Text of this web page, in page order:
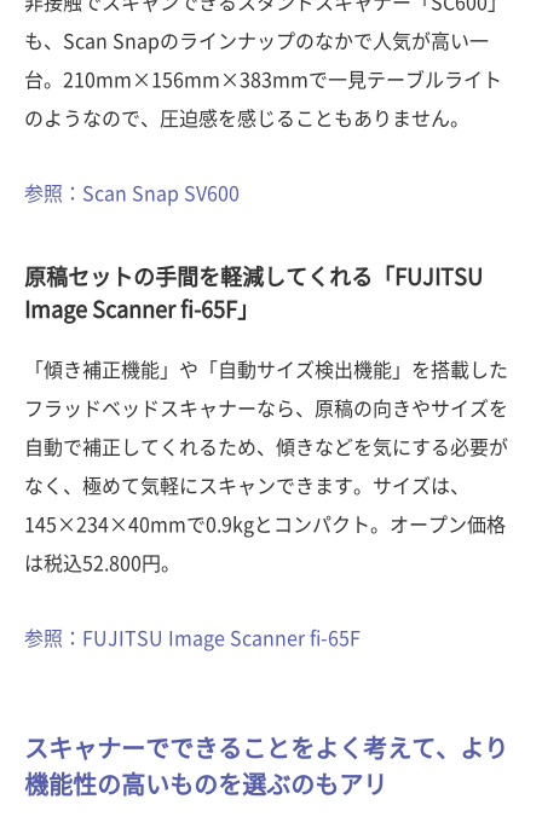
も、Scan Snapのラインナップのなかで人気が高い一
台。210mm×156mm×383mmで一見テーブルライト
のようなので、圧迫感を感じることもありません。
参照：Scan Snap SV600
原稿セットの手間を軽減してくれる「FUJITSU
Image Scanner fi-65F」
「傾き補正機能」や「自動サイズ検出機能」を搭載した
フラッドベッドスキャナーなら、原稿の向きやサイズを
自動で補正してくれるため、傾きなどを気にする必要が
なく、極めて気軽にスキャンできます。サイズは、
145×234×40mmで0.9kgとコンパクト。オープン価格
は税込52.800円。
参照：FUJITSU Image Scanner fi-65F
スキャナーでできることをよく考えて、より
機能性の高いものを選ぶのもアリ